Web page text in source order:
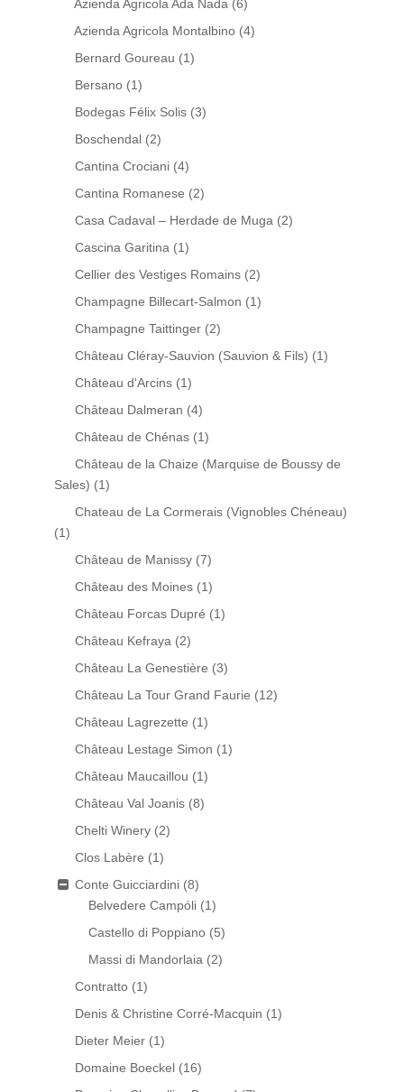
Azienda Agricola Ada Nada (6)
Azienda Agricola Montalbino (4)
Bernard Goureau (1)
Bersano (1)
Bodegas Félix Solis (3)
Boschendal (2)
Cantina Crociani (4)
Cantina Romanese (2)
Casa Cadaval – Herdade de Muga (2)
Cascina Garitina (1)
Cellier des Vestiges Romains (2)
Champagne Billecart-Salmon (1)
Champagne Taittinger (2)
Château Cléray-Sauvion (Sauvion & Fils) (1)
Château d'Arcins (1)
Château Dalmeran (4)
Château de Chénas (1)
Château de la Chaize (Marquise de Boussy de
Sales) (1)
Chateau de La Cormerais (Vignobles Chéneau)
(1)
Château de Manissy (7)
Château des Moines (1)
Château Forcas Dupré (1)
Château Kefraya (2)
Château La Genestière (3)
Château La Tour Grand Faurie (12)
Château Lagrezette (1)
Château Lestage Simon (1)
Château Maucaillou (1)
Château Val Joanis (8)
Chelti Winery (2)
Clos Labère (1)
Conte Guicciardini (8)
Belvedere Campóli (1)
Castello di Poppiano (5)
Massi di Mandorlaia (2)
Contratto (1)
Denis & Christine Corré-Macquin (1)
Dieter Meier (1)
Domaine Boeckel (16)